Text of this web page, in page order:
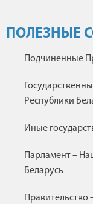
ПОЛЕЗНЫЕ
Подчиненные
Республики
Иные
Парламент –
Беларусь
Правительство